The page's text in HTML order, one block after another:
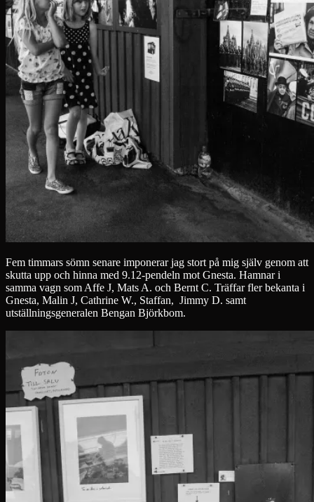
Fem timmars sömn senare imponerar jag stort på mig själv genom att
skutta upp och hinna med 9.12-pendeln mot Gnesta. Hamnar i
samma vagn som Affe J, Mats A. och Bernt C. Träffar fler bekanta i
Gnesta, Malin J, Cathrine W., Staffan, Jimmy D. samt
utställningsgeneralen Bengan Björkbom.